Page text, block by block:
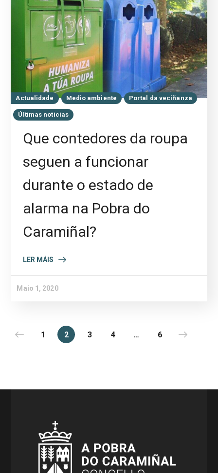
Actualidade Medio ambiente Portal da veciñanza
Últimas noticias
Que contedores da roupa
seguen a funcionar
durante o estado de
alarma na Pobra do
Caramiñal?
LER MÁIS
Maio 1, 2020
1 2 3 4 … 6